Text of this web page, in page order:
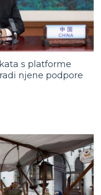
s platforme
njene podpore